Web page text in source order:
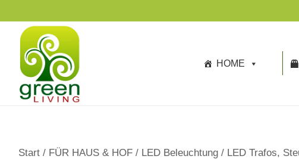
p
HOME
Start / FÜR HAUS & HOF / LED Beleuchtung / LED Trafos,